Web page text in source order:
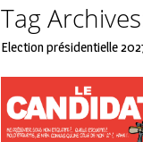
Tag
Election présidentielle